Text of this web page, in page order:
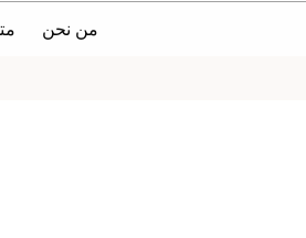
من نحن